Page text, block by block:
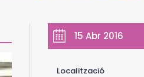
15 Abr 2016
Localització